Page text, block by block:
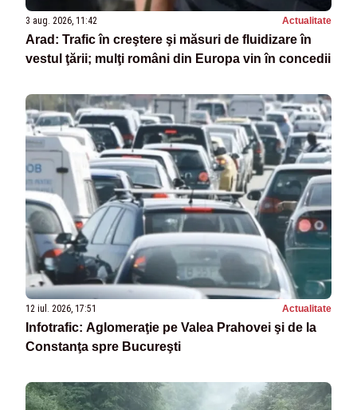
3 aug. 2026, 11:42 Actualitate
Arad: Trafic în creştere şi măsuri de fluidizare în
vestul ţării; mulţi români din Europa vin în concedii
12 iul. 2026, 17:51 Actualitate
Infotrafic: Aglomeraţie pe Valea Prahovei şi de la
Constanţa spre Bucureşti